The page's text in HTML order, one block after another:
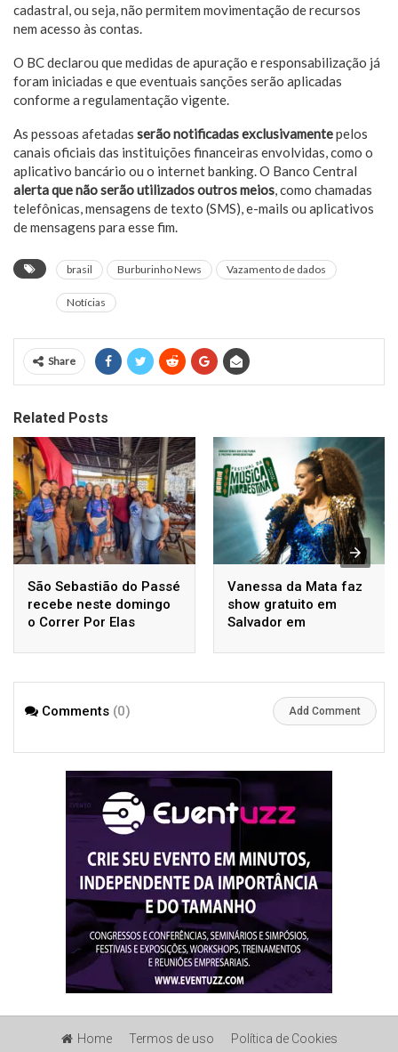
cadastral, ou seja, não permitem movimentação de recursos
nem acesso às contas.
O BC declarou que medidas de apuração e responsabilização já
foram iniciadas e que eventuais sanções serão aplicadas
conforme a regulamentação vigente.
As pessoas afetadas serão notificadas exclusivamentepelos
canais oficiais das instituições financeiras envolvidas, como o
aplicativo bancário ou o internet banking. O Banco Central
alerta que não serão utilizados outros meios, como chamadas
telefônicas, mensagens de texto (SMS), e-mails ou aplicativos
de mensagens para esse fim.
brasil Burburinho News Vazamento de dados
Notícias
Share
Related Posts
São Sebastião do Passé
recebe neste domingo
o Correr Por Elas
Vanessa da Mata faz
show gratuito em
Salvador em
Gonzaga
Comments (0) Add Comment
Home Termos de uso Política de Cookies